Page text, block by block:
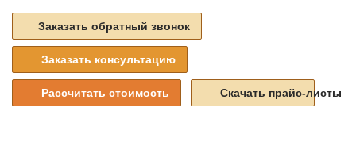
Заказать обратный звонок
Заказать консультацию
Рассчитать стоимость Скачать прайс-листы